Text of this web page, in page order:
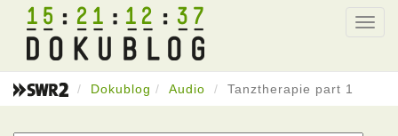
15 21 12 37
Dokublog Audio Tanztherapie part 1